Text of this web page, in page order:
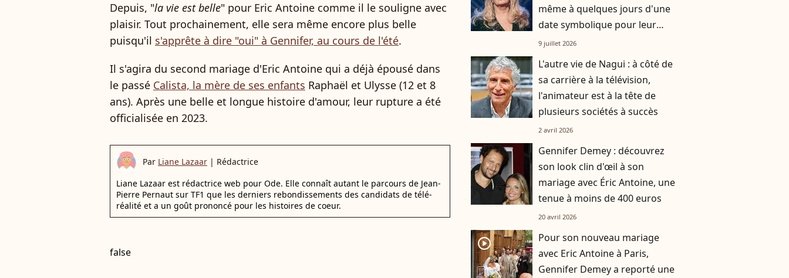
Depuis, "la vie est belle" pour Eric Antoine comme il le souligne avec
plaisir. Tout prochainement, elle sera même encore plus belle
puisqu'il s'apprête à dire "oui" à Gennifer, au cours de l'été.
Il s'agira du second mariage d'Eric Antoine qui a déjà épousé dans
le passé Calista, la mère de ses enfants Raphaël et Ulysse (12 et 8
ans). Après une belle et longue histoire d'amour, leur rupture a été
officialisée en 2023.
Par Liane Lazaar | Rédactrice
Liane Lazaar est rédactrice web pour Ode. Elle connaît autant le parcours de Jean-
Pierre Pernaut sur TF1 que les derniers rebondissements des candidats de télé-
réalité et a un goût prononcé pour les histoires de coeur.
false
même à quelques jours d'une
date symbolique pour leur
couple
9 juillet 2026
L'autre vie de Nagui : à côté de
sa carrière à la télévision,
l'animateur est à la tête de
plusieurs sociétés à succès
2 avril 2026
Gennifer Demey : découvrez
son look clin d'œil à son
mariage avec Éric Antoine, une
tenue à moins de 400 euros
20 avril 2026
player2
Pour son nouveau mariage
avec Eric Antoine à Paris,
Gennifer Demey a reporté une